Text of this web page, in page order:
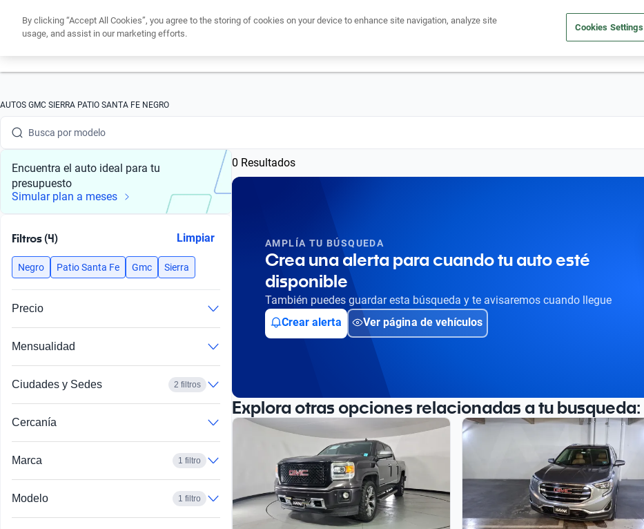
Cuida tu auto Nosotros
AUTOS GMC SIERRA PATIO SANTA FE NEGRO
Busca por marca
Busca por modelo
Busca por versión
Busca por año
Busca por modelo
Busca por año
Encuentra el auto ideal para tu
presupuesto
Simular plan a meses
Filtros (4) Limpiar
Negro Patio Santa Fe Gmc Sierra
Precio
Mensualidad
Ciudades y Sedes 2 filtros
Cercanía
Marca 1 filtro
Modelo 1 filtro
0 Resultados
AMPLÍA TU BÚSQUEDA
Crea una alerta para cuando tu auto esté
disponible
También puedes guardar esta búsqueda y te avisaremos cuando llegue
Crear alerta
Ver página de vehículos
Explora otras opciones relacionadas a tu busqueda:
By clicking “Accept All Cookies”, you agree to the storing of cookies on your device to enhance site navigation, analyze site
usage, and assist in our marketing efforts.
Cookies Settings